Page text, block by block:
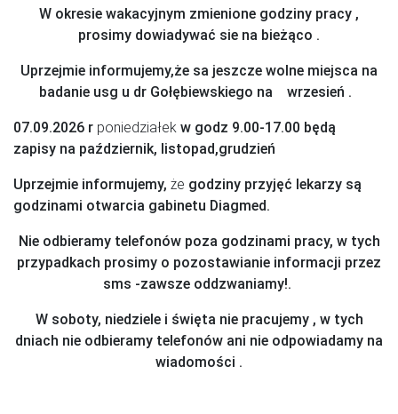
W okresie wakacyjnym zmienione godziny pracy ,
prosimy dowiadywać sie na bieżąco .
Uprzejmie informujemy,że sa jeszcze wolne miejsca na
badanie usg u dr Gołębiewskiego na wrzesień .
07.09.2026 r poniedziałek w godz 9.00-17.00 będą
zapisy na październik, listopad,grudzień
Uprzejmie informujemy, że godziny przyjęć lekarzy są
godzinami otwarcia gabinetu Diagmed.
Nie odbieramy telefonów poza godzinami pracy, w tych
przypadkach prosimy o pozostawianie informacji przez
sms -zawsze oddzwaniamy!.
W soboty, niedziele i święta nie pracujemy , w tych
dniach nie odbieramy telefonów ani nie odpowiadamy na
wiadomości .